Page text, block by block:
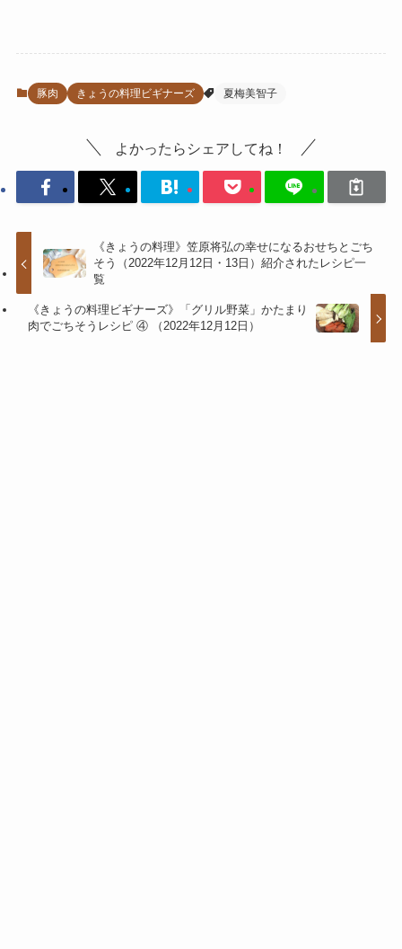
豚肉 きょうの料理ビギナーズ 夏梅美智子
よかったらシェアしてね！
《きょうの料理》笠原将弘の幸せになるおせちとごち
そう（2022年12月12日・13日）紹介されたレシピ一
覧
《きょうの料理ビギナーズ》「グリル野菜」かたまり
肉でごちそうレシピ ④ （2022年12月12日）